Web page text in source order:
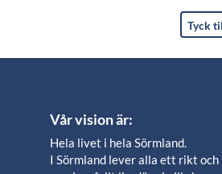
Tyck
Vår vision är:
Hela livet i hela Sörmland.
I Sörmland lever alla ett rikt och